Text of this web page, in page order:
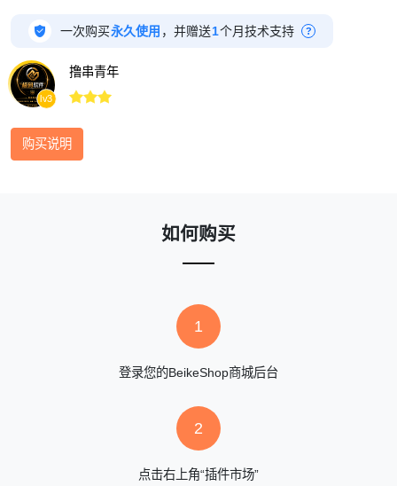
 一次购买永久使用 ，并赠送1个月技术支持 ?
lv3
撸串青年

购买说明
如何购买
1
登录您的BeikeShop商城后台
2
点击右上角“插件市场”